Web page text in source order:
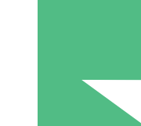
Betaal per gebruik met